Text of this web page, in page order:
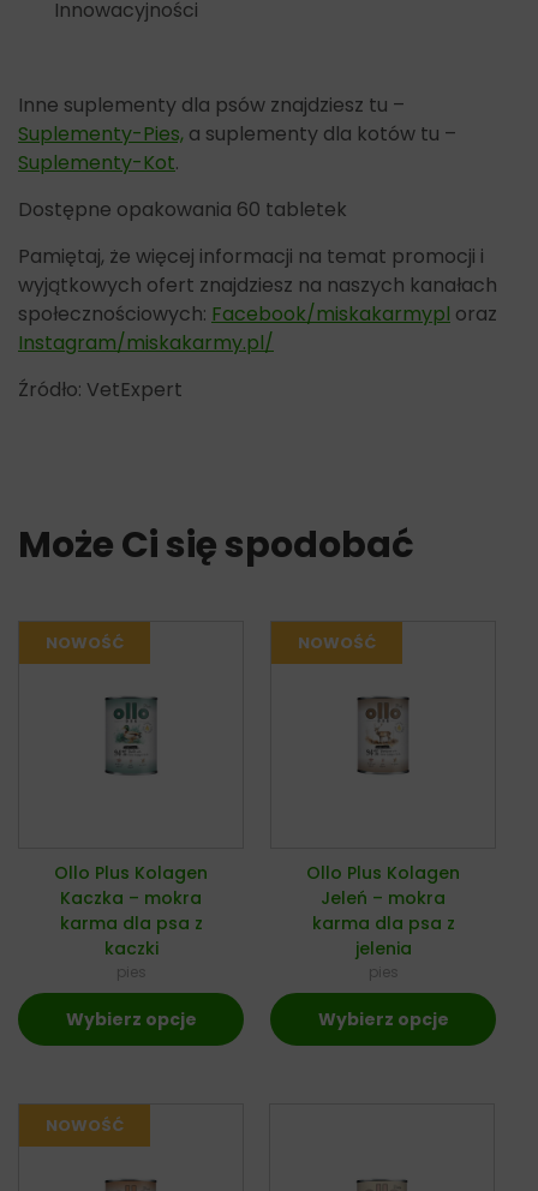
Innowacyjności
Inne suplementy dla psów znajdziesz tu –
Suplementy-Pies, a suplementy dla kotów tu –
Suplementy-Kot.
Dostępne opakowania 60 tabletek
Pamiętaj, że więcej informacji na temat promocji i
wyjątkowych ofert znajdziesz na naszych kanałach
społecznościowych: Facebook/miskakarmypl oraz
Instagram/miskakarmy.pl/
Źródło: VetExpert
Może Ci się spodobać
Ollo Plus Kolagen
Kaczka – mokra
karma dla psa z
kaczki
pies
Wybierz opcje
Ollo Plus Kolagen
Jeleń – mokra
karma dla psa z
jelenia
pies
Wybierz opcje